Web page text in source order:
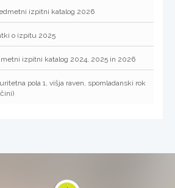
izpitni katalog 2026
o izpitu 2025
izpitni katalog 2024, 2025 in 2026
pola 1, višja raven, spomladanski rok